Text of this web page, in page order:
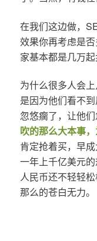
在我们这边做，
效果你再考虑是
家基本都是几万
为什么很多人会
是因为他们看不
忽悠瘸了，让他们
吹的那么大本事
肯定抢着买，早
一年上千亿美元
人民币还不轻轻
那么的苍白无力。